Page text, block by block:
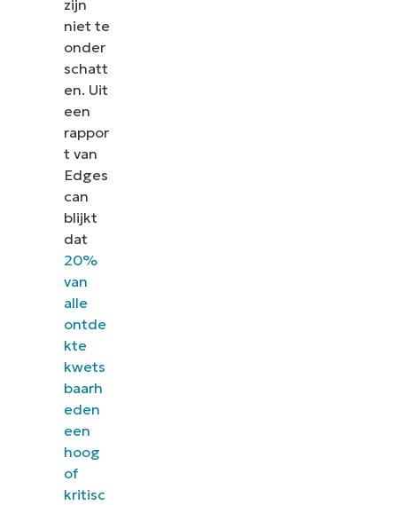
zijn
niet te
onder
schatt
en. Uit
een
rappor
t van
Edges
can
blijkt
dat
20%
van
alle
ontde
kte
kwets
baarh
eden
een
hoog
of
kritisc